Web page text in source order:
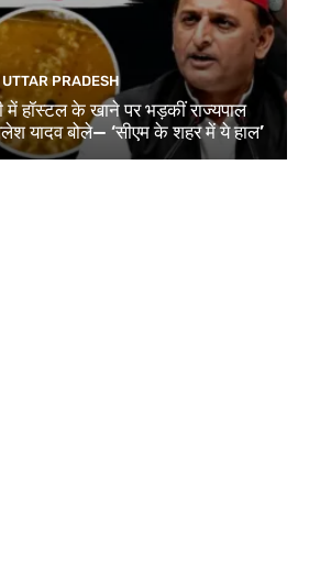
UTTAR PRADESH
में हॉस्टल के खाने पर भड़कीं राज्यपाल
यादव बोले— ‘सीएम के शहर में ये हाल’